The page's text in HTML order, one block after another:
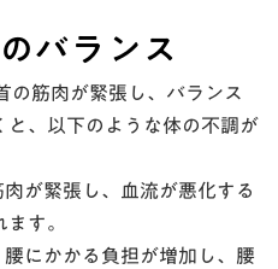
バランス
筋肉が緊張し、バランス
、以下のような体の不調が
が緊張し、血流が悪化する
す。
にかかる負担が増加し、腰